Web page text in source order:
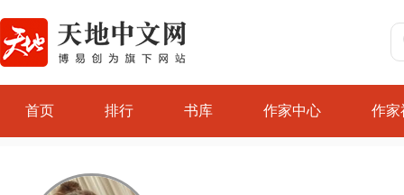
首页 排行 书库 作家中心 作家